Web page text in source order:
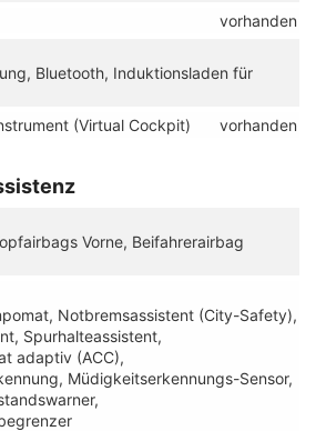
vorhanden
Bluetooth, Induktionsladen für
(Virtual Cockpit)
vorhanden
Vorne, Beifahrerairbag
Notbremsassistent (City-Safety),
Spurhalteassistent,
adaptiv (ACC),
Müdigkeitserkennungs-Sensor,